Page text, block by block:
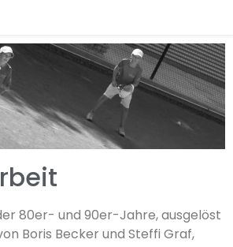
80er- und 90er-Jahre, ausgelöst
Boris Becker und Steffi Graf,